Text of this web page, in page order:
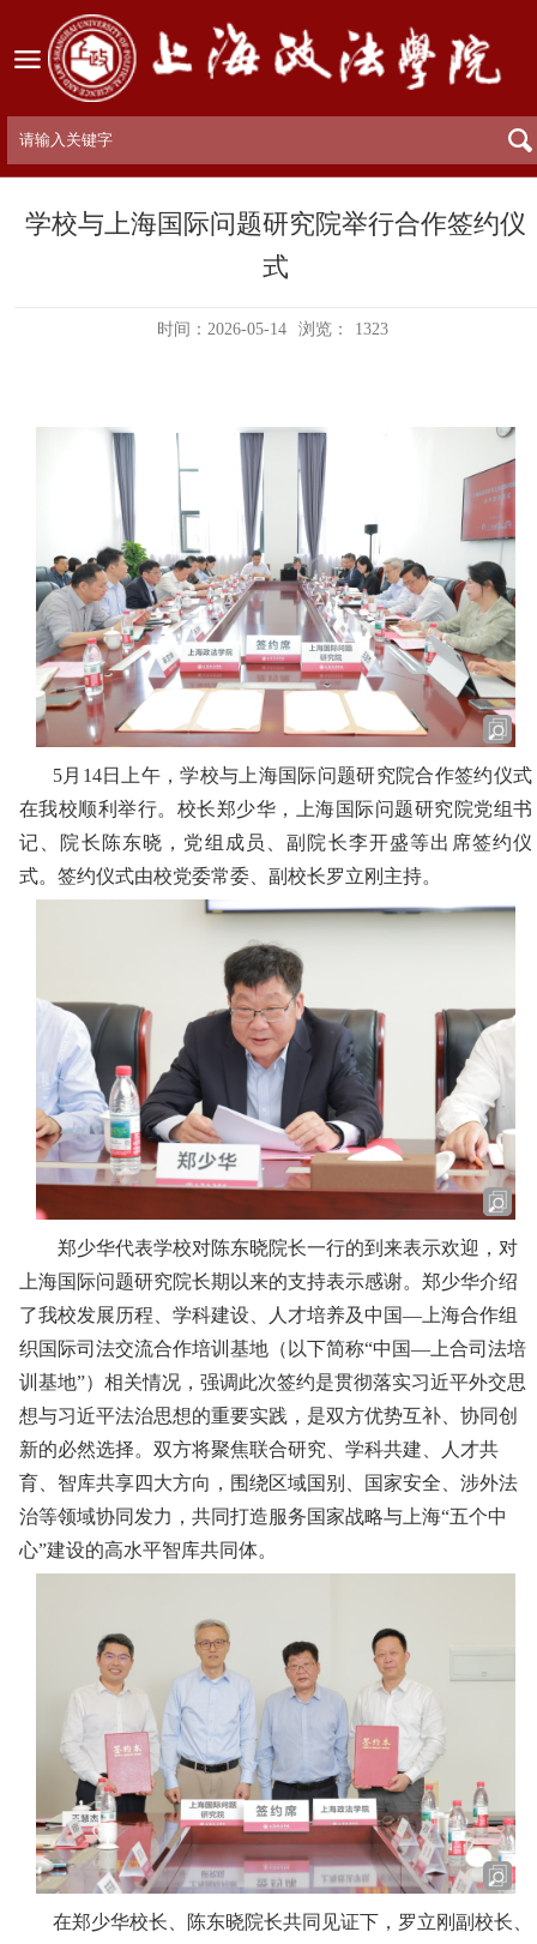
学校与上海国际问题研究院举行合作签约仪
式
时间：2026-05-14 浏览： 1323
5月14日上午，学校与上海国际问题研究院合作签约仪式
在我校顺利举行。 校长郑少华 ，上海国际问题研究院党组书
记、院长陈东晓，党组成员、副院长李开盛等出席签约仪
式。签约仪式由校党委常委 、副校长罗立刚 主持。
郑少华代表学校对陈东晓院长一行的到来表示欢迎，对
上海国际问题研究院长期以来的支持表示感谢。郑少华介绍
了我校发展历程、学科建设、人才培养及中国—上海合作组
织国际司法交流合作培训基地（以下简称“中国—上合司法培
训基地”）相关情况，强调此次签约是贯彻落实习近平外交思
想与习近平法治思想的重要实践，是双方优势互补、协同创
新的必然选择。双方将聚焦联合研究、学科共建、人才共
育、智库共享四大方向，围绕区域国别、国家安全、涉外法
治等领域协同发力，共同打造服务国家战略与上海“五个中
心”建设的高水平智库共同体。
在郑少华校长、 陈东晓院长共同见证下，罗立刚 副校长、